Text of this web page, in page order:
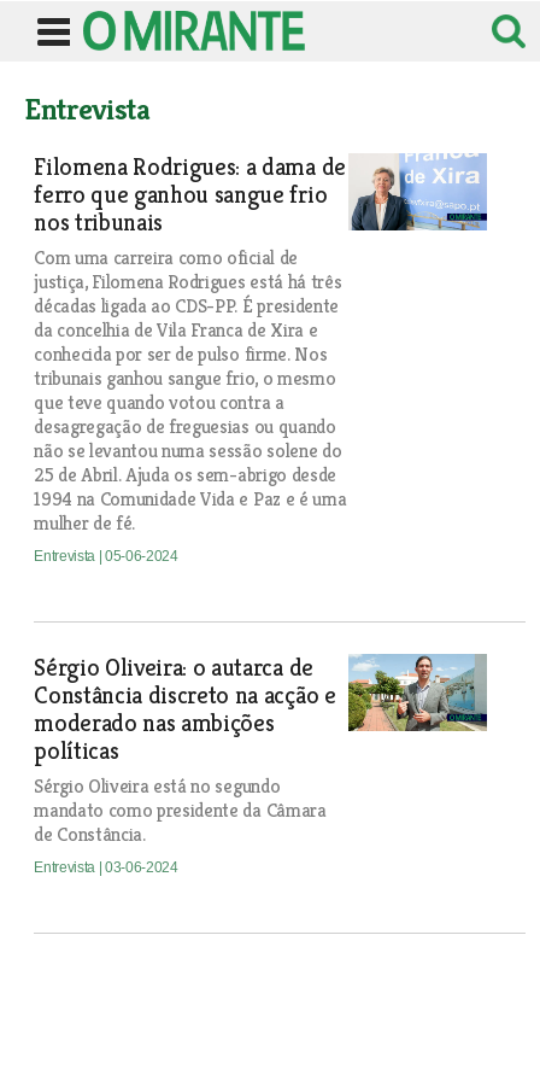
Entrevista
Filomena Rodrigues: a dama de
ferro que ganhou sangue frio
nos tribunais
Com uma carreira como oficial de
justiça, Filomena Rodrigues está há três
décadas ligada ao CDS-PP. É presidente
da concelhia de Vila Franca de Xira e
conhecida por ser de pulso firme. Nos
tribunais ganhou sangue frio, o mesmo
que teve quando votou contra a
desagregação de freguesias ou quando
não se levantou numa sessão solene do
25 de Abril. Ajuda os sem-abrigo desde
1994 na Comunidade Vida e Paz e é uma
mulher de fé.
Entrevista | 05-06-2024
Sérgio Oliveira: o autarca de
Constância discreto na acção e
moderado nas ambições
políticas
Sérgio Oliveira está no segundo
mandato como presidente da Câmara
de Constância.
Entrevista | 03-06-2024